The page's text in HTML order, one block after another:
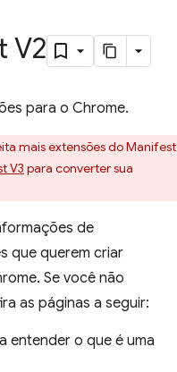
V2
para o Chrome.
mais extensões do Manifest
V3 para converter sua
de
que querem criar
Se você não
as páginas a seguir:
entender o que é uma